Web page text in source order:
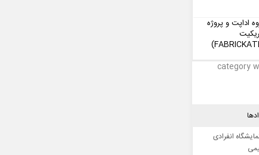
اداپت و پروژه
category
انفرادی